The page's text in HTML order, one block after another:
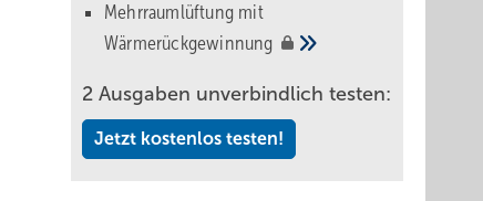
Mehrraumlüftung mit
Wärmerückgewinnung
2 Ausgaben unverbindlich testen:
Jetzt kostenlos testen!